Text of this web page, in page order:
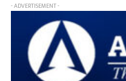
- ADVERTISEMENT -